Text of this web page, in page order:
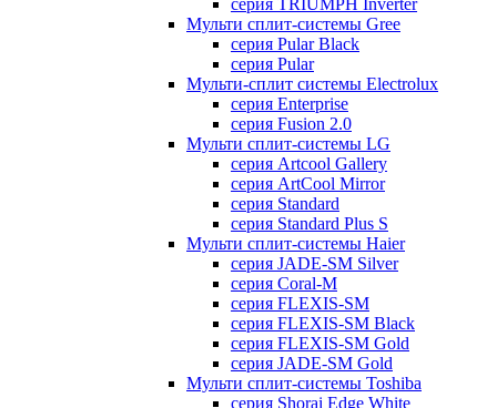
серия TRIUMPH Inverter
Мульти сплит-системы Gree
серия Pular Black
серия Pular
Мульти-сплит системы Electrolux
серия Enterprise
серия Fusion 2.0
Мульти сплит-системы LG
серия Artcool Gallery
серия ArtCool Mirror
серия Standard
серия Standard Plus S
Мульти сплит-системы Haier
серия JADE-SM Silver
серия Coral-M
серия FLEXIS-SM
серия FLEXIS-SM Black
серия FLEXIS-SM Gold
серия JADE-SM Gold
Мульти сплит-системы Toshiba
серия Shorai Edge White